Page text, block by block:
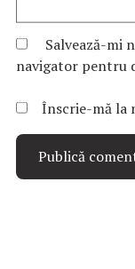
Salvează-mi
navigator pentru
Înscrie-mă la